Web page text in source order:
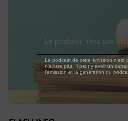
Le podcast n'est pas
Le podcast de cette émission n'est
n'existe pas. Il peut y avoir un
l'émission et la génération du